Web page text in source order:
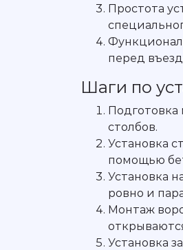
Простота
перед
Шаги по
Подготовка
столбов.
Установка
помощью
Установка
ровно и
Монтаж
Установка